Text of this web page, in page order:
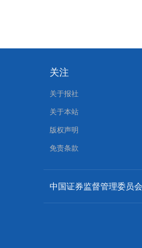
关注
关于报社
关于本站
版权声明
免责条款
中国证券监督管理委员会